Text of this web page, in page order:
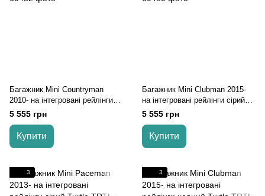
Багажник Mini Countryman
2010- на інтегровані рейлінги
cірий Turtle
5 555 грн
Купити
Багажник Mini Clubman 2015-
на інтегровані рейлінги cірий
Turtle
5 555 грн
Купити
3 3